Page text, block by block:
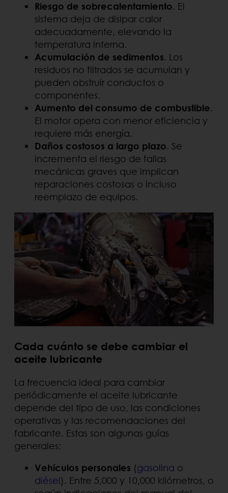
Riesgo de sobrecalentamiento. El
sistema deja de disipar calor
adecuadamente, elevando la
temperatura interna.
Acumulación de sedimentos. Los
residuos no filtrados se acumulan y
pueden obstruir conductos o
componentes.
Aumento del consumo de combustible.
El motor opera con menor eficiencia y
requiere más energía.
Daños costosos a largo plazo. Se
incrementa el riesgo de fallas
mecánicas graves que implican
reparaciones costosas o incluso
reemplazo de equipos.
Cada cuánto se debe cambiar el
aceite lubricante
La frecuencia ideal para cambiar
periódicamente el aceite lubricante
depende del tipo de uso, las condiciones
operativas y las recomendaciones del
fabricante. Estas son algunas guías
generales:
Vehículos personales (gasolina o
diésel). Entre 5,000 y 10,000 kilómetros, o